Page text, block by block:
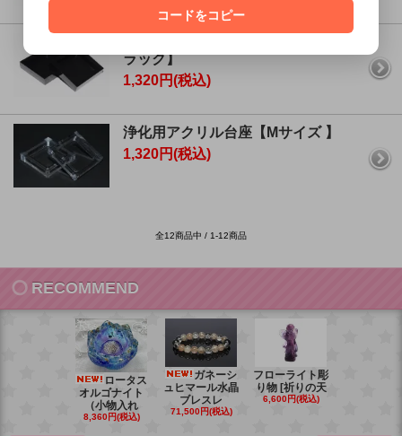
ラック】
1,320円(税込)
浄化用アクリル台座【Mサイズ 】
1,320円(税込)
全12商品中 / 1-12商品
RECOMMEND
ロータス
オルゴナイト
（小物入れ
8,360円(税込)
ガネーシ
ュヒマール水晶
ブレスレ
71,500円(税込)
フローライト彫
り物 [祈りの天
6,600円(税込)
コードをコピー